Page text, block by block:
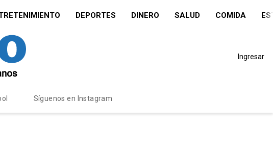
DEPORTES DINERO SALUD COMIDA
Ingresar
Síguenos en Instagram